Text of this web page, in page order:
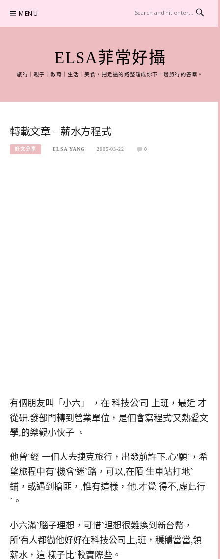
content
MENU
ELSA菲常好攝
旅行｜親子｜教育｜生活｜美食，把走過的路整理成你下一趟旅行的答案。
轉載文章 – 薪水方程式
好文分享 ELSA YANG 2005-03-22 0
有個朋友叫「小六」 ，在 科技公'司 上班，最近 才
從研.發部門轉到營業單位，是個會寫程式'又熱愛文
學,的樂觀小伙子 。
他曾`經 一個人去捷克旅行，出發前許下.心'願`，希
望旅程中有`機會'迷`路，可以,在陌 生車站打地`
鋪，或遇到搶匪，,惟有這樣，他.才覺 得不,虛此行
`。
小六滿`腦子理想，可惜`理想很難換到新台幣，
所'有人都勸他好好在科技公司上,班，穩穩當當,領
薪水，這 樣子比`較實際些。